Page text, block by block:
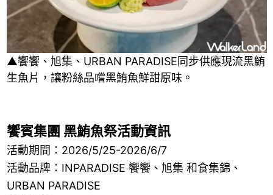
▲饗饗、旭集、URBAN PARADISE同步供應現流黑鮪
生魚片，讓粉絲品嚐黑鮪魚鮮甜原味。
饗賓集團 黑鮪魚祭活動資訊
活動期間：2026/5/25-2026/6/7
活動品牌：INPARADISE 饗饗、旭集 和食集錦、
URBAN PARADISE